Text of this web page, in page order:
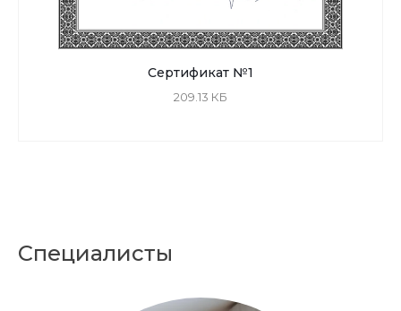
Сертификат №1
209.13 КБ
Специалисты